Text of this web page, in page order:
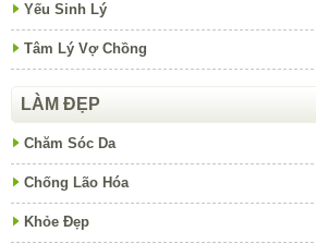
Yếu Sinh Lý
Tâm Lý Vợ Chồng
LÀM ĐẸP
Chăm Sóc Da
Chống Lão Hóa
Khỏe Đẹp